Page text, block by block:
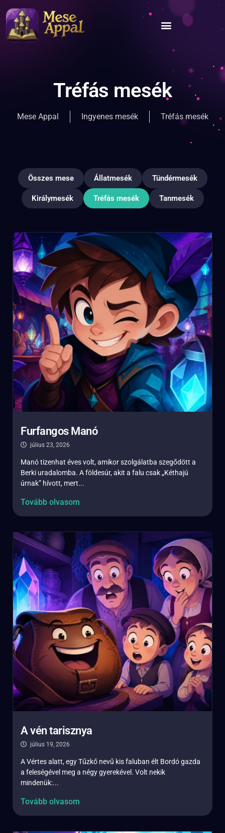
Tréfás mesék
Mese Appal Ingyenes mesék Tréfás mesék
Összes mese Állatmesék Tündérmesék
Királymesék Tréfás mesék Tanmesék
Furfangos Manó
július 23, 2026
Manó tizenhat éves volt, amikor szolgálatba szegődött a
Berki uradalomba. A földesúr, akit a falu csak „Kéthajú
úrnak” hívott, mert...
Tovább olvasom
A vén tarisznya
július 19, 2026
A Vértes alatt, egy Tűzkő nevű kis faluban élt Bordó gazda
a feleségével meg a négy gyerekével. Volt nekik
mindenük:...
Tovább olvasom